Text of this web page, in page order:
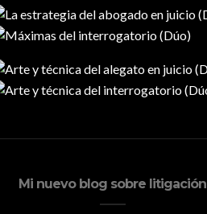
Mi nuevo blog sobre litigación